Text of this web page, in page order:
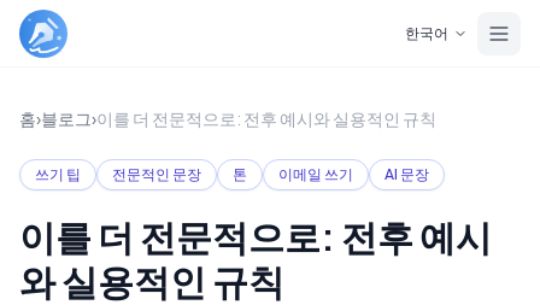
한국어
홈›블로그›이를 더 전문적으로: 전후 예시와 실용적인 규칙
쓰기 팁 전문적인 문장 톤 이메일 쓰기 AI 문장
이를 더 전문적으로: 전후 예시
와 실용적인 규칙